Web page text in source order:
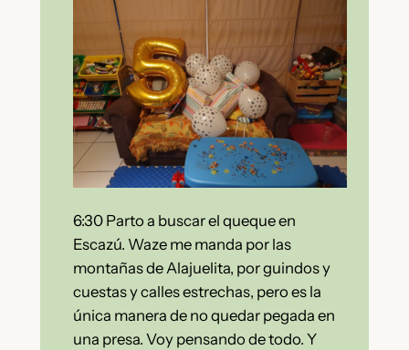
6:30 Parto a buscar el queque en
Escazú. Waze me manda por las
montañas de Alajuelita, por guindos y
cuestas y calles estrechas, pero es la
única manera de no quedar pegada en
una presa. Voy pensando de todo. Y